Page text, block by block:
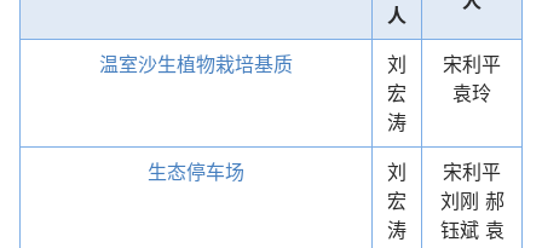
人
温室沙生植物栽培基质
刘
宏
涛
宋利平
袁玲
生态停车场
刘
宏
涛
宋利平
刘刚 郝
钰斌 袁